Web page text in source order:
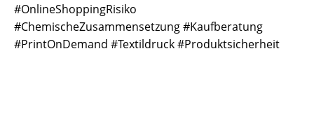
#OnlineShoppingRisiko
#ChemischeZusammensetzung #Kaufberatung
#PrintOnDemand #Textildruck #Produktsicherheit